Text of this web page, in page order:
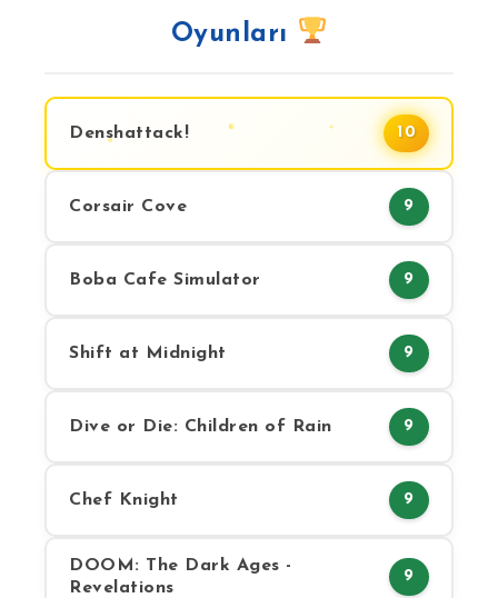
Oyunları
Denshattack! 10
Corsair Cove 9
Boba Cafe Simulator 9
Shift at Midnight 9
Dive or Die: Children of Rain 9
Chef Knight 9
DOOM: The Dark Ages -
Revelations
9